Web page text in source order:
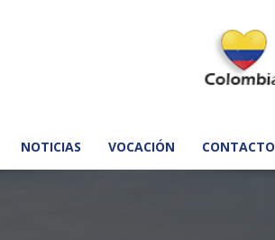
NOTICIAS VOCACIÓN CONTACTO